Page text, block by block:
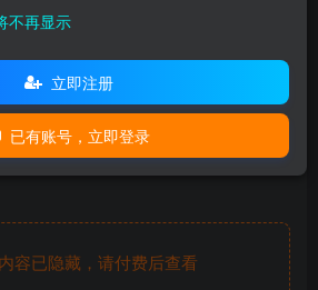
内容，请登录后查看
容已隐藏，请付费后查看
不再显示
立即注册
已有账号，立即登录